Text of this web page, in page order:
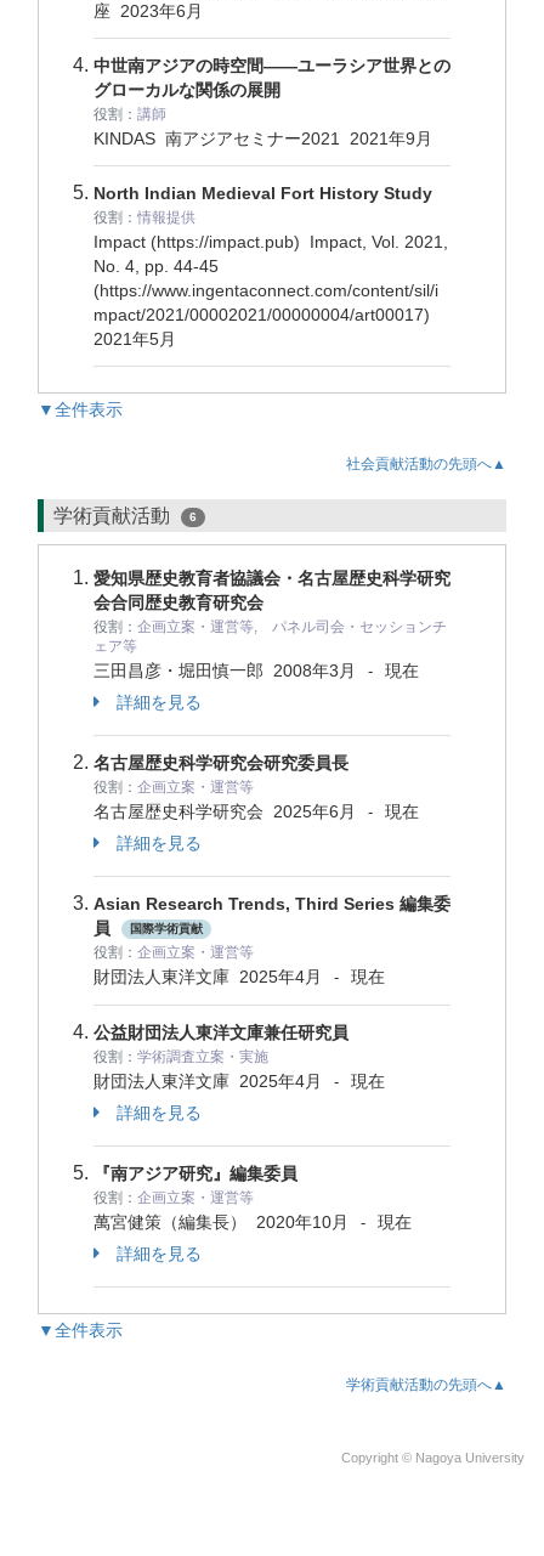
座 2023年6月
中世南アジアの時空間——ユーラシア世界との
グローカルな関係の展開
役割： 講師
KINDAS 南アジアセミナー2021 2021年9月
North Indian Medieval Fort History Study
役割： 情報提供
Impact (https://impact.pub) Impact, Vol. 2021,
No. 4, pp. 44-45
(https://www.ingentaconnect.com/content/sil/i
mpact/2021/00002021/00000004/art00017)
2021年5月
▼全件表示
社会貢献活動の先頭へ▲
学術貢献活動 6
愛知県歴史教育者協議会・名古屋歴史科学研究
会合同歴史教育研究会
役割： 企画立案・運営等, パネル司会・セッションチ
ェア等
三田昌彦・堀田慎一郎 2008年3月 -
現在
詳細を見る
名古屋歴史科学研究会研究委員長
役割： 企画立案・運営等
名古屋歴史科学研究会 2025年6月 -
現在
詳細を見る
Asian Research Trends, Third Series 編集委
員
国際学術貢献
役割： 企画立案・運営等
財団法人東洋文庫 2025年4月 - 現在
公益財団法人東洋文庫兼任研究員
役割： 学術調査立案・実施
財団法人東洋文庫 2025年4月 -
現在
詳細を見る
『南アジア研究』編集委員
役割： 企画立案・運営等
萬宮健策（編集長） 2020年10月 -
現在
詳細を見る
▼全件表示
学術貢献活動の先頭へ▲
Copyright © Nagoya University